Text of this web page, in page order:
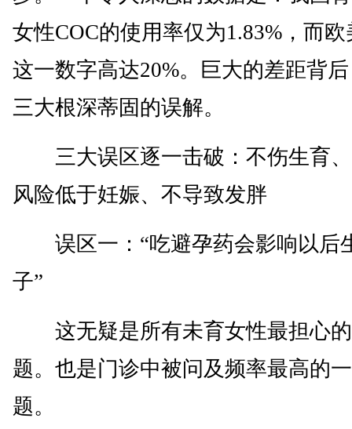
女性COC的使用率仅为1.83%，而
这一数字高达20%。巨大的差距背
三大根深蒂固的误解。
三大误区逐一击破：不伤生育
风险低于妊娠、不导致发胖
误区一：“吃避孕药会影响以后
子”
这无疑是所有未育女性最担心
题。也是门诊中被问及频率最高的
题。